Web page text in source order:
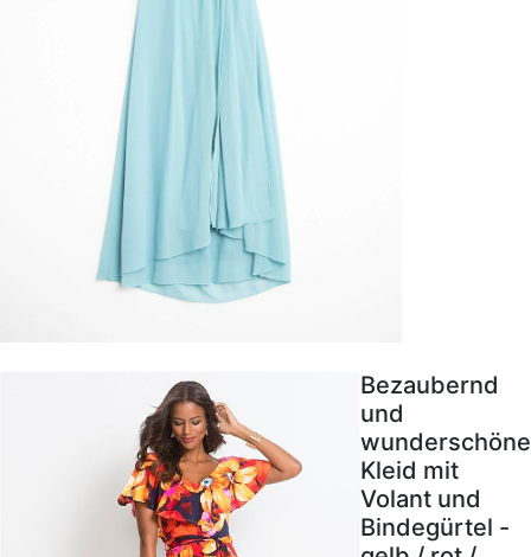
Bezaubernd
und
wunderschöne
Kleid mit
Volant und
Bindegürtel -